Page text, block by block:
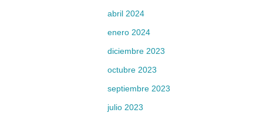
abril 2024
enero 2024
diciembre 2023
octubre 2023
septiembre 2023
julio 2023